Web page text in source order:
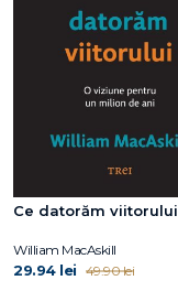
Ce datorăm viitorului
William MacAskill
29.94 lei 49.90 lei